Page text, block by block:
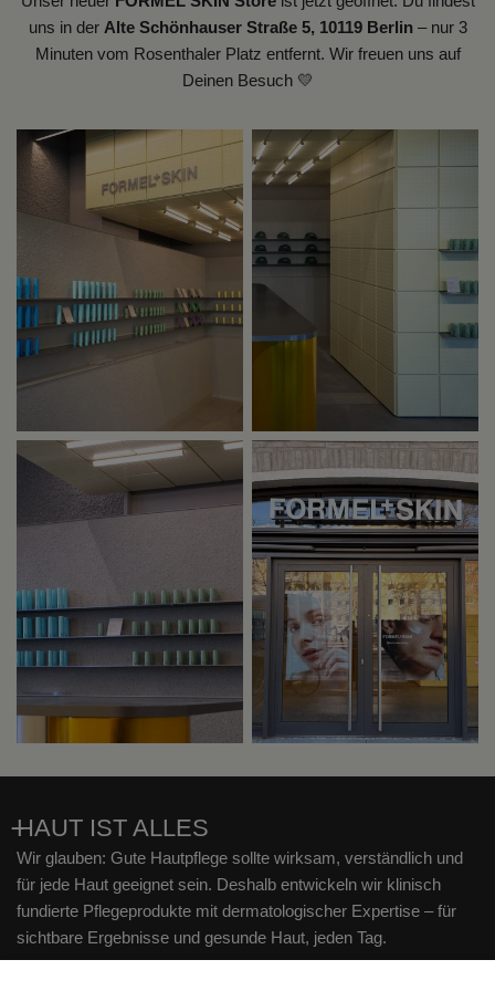
uns in der Alte Schönhauser Straße 5, 10119 Berlin– nur 3
Minuten vom Rosenthaler Platz entfernt. Wir freuen uns auf
Deinen Besuch 💛
HAUT IST ALLES
Wir glauben: Gute Hautpflege sollte wirksam, verständlich und
für jede Haut geeignet sein. Deshalb entwickeln wir klinisch
fundierte Pflegeprodukte mit dermatologischer Expertise – für
sichtbare Ergebnisse und gesunde Haut, jeden Tag.